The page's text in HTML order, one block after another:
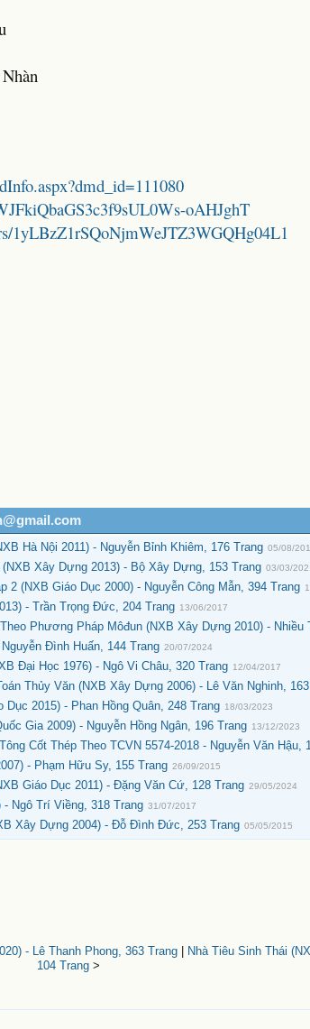
oAHJghT
1yLBzZ1rSQoNjmWeJTZ3WGQHg04L1
Hà Nội 2011) - Nguyễn Bỉnh Khiêm, 176 Trang 05/08/
Xây Dựng 2013) - Bộ Xây Dựng, 153 Trang 03/03/
2 (NXB Giáo Dục 2000) - Nguyễn Công Mẫn, 394 Trang
- Trần Trọng Đức, 204 Trang 13/06/2017
Phương Pháp Môđun (NXB Xây Dựng 2010) - Nhiều
Đình Huấn, 144 Trang 20/07/2024
Đại Học 1976) - Ngô Vi Châu, 320 Trang 12/04/2017
Thủy Văn (NXB Xây Dựng 2006) - Lê Văn Nghinh,
2015) - Phan Hồng Quân, 248 Trang 18/03/2023
Gia 2009) - Nguyễn Hồng Ngân, 196 Trang 13/12/2023
Cốt Thép Theo TCVN 5574-2018 - Nguyễn Văn Hậu,
- Phạm Hữu Sy, 155 Trang 26/09/2015
Giáo Dục 2011) - Đặng Văn Cứ, 128 Trang 29/05/2024
Ngô Trí Viềng, 318 Trang 31/07/2017
Xây Dựng 2004) - Đỗ Đình Đức, 253 Trang 05/05/2015
- Lê Thanh Phong, 363 Trang|
Nhà Tiêu Sinh Thái
104 Trang >